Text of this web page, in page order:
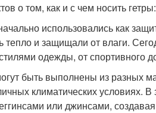
о том, как и с чем носить гетры:
использовались как
тепло и защищали от влаги.
одежды, от спортивного
быть выполнены из разных
климатических условиях.
или джинсами,